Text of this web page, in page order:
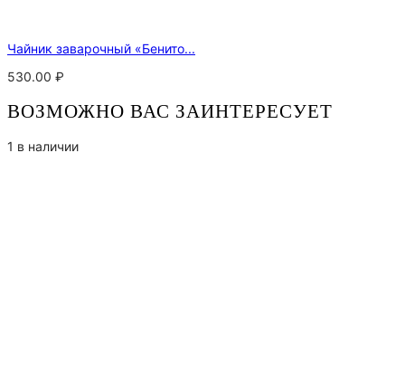
Чайник заварочный «Бенито...
530.00 ₽
ВОЗМОЖНО ВАС ЗАИНТЕРЕСУЕТ
1 в наличии